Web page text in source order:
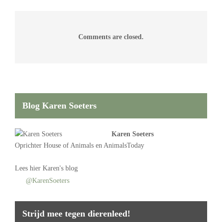
Comments are closed.
Blog Karen Soeters
Karen Soeters
Oprichter House of Animals en AnimalsToday
Lees hier Karen's blog
@KarenSoeters
Strijd mee tegen dierenleed!